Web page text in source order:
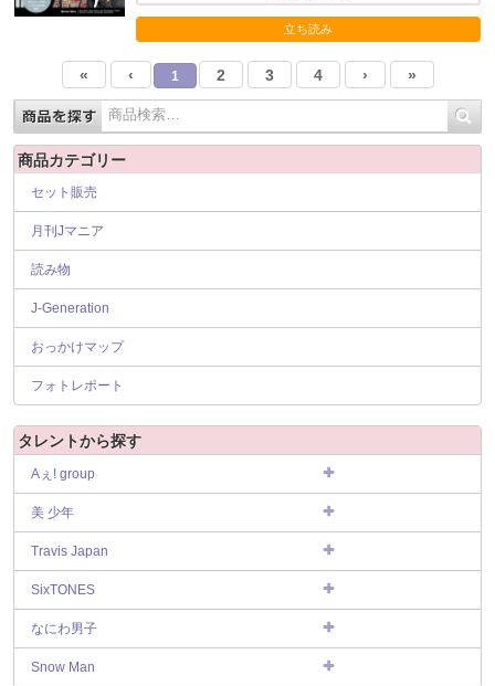
立ち読み
« ‹ 1 2 3 4 › »
商品カテゴリー
セット販売
月刊Jマニア
読み物
J-Generation
おっかけマップ
フォトレポート
タレントから探す
Aぇ! group
美 少年
Travis Japan
SixTONES
なにわ男子
Snow Man